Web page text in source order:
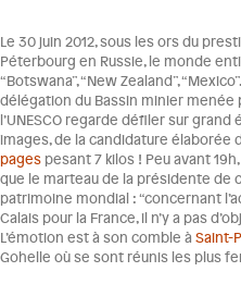
Le 30 juin 2012, sous les ors du
Péterbourg en Russie, le monde
“Botswana”, “New Zealand”,
délégation du Bassin minier menée
l’UNESCO regarde défiler sur
images, de la candidature élaborée
pages pesant 7 kilos ! Peu avant
que le marteau de la présidente de
patrimoine mondial : “concernant
Calais pour la France, il n’y a pas
L’émotion est à son comble à Saint-
Gohelle où se sont réunis les plus